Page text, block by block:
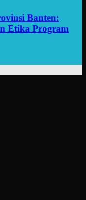
Banten:
Etika Program